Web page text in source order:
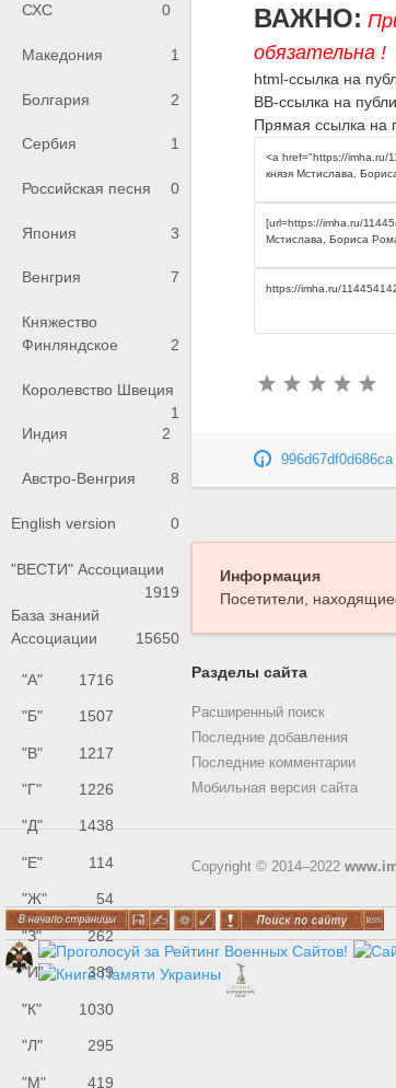
СХС
0
Македония 1
Болгария 2
Сербия 1
Российская песня 0
Япония 3
Венгрия 7
Княжество
Финляндское
2
Королевство Швеция
1
Индия
2
Австро-Венгрия 8
English version 0
"ВЕСТИ" Ассоциации
1919
База знаний
Ассоциации
15650
"А" 1716
"Б" 1507
"В" 1217
"Г" 1226
"Д" 1438
"Е" 114
"Ж" 54
"З" 262
"И" 389
"К" 1030
"Л" 295
"М" 419
ВАЖНО:
обязательна !
html-ссылка на
BB-ссылка на
Прямая ссылка на
996d67df0d686ca
Информация
Посетители,
Разделы сайта
Расширенный поиск
Последние добавления
Последние комментарии
Мобильная версия сайта
Copyright © 2014–2022